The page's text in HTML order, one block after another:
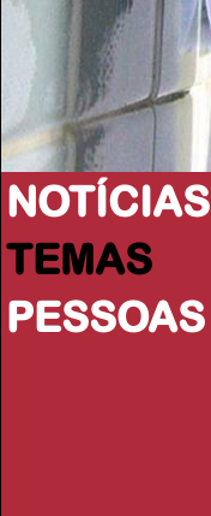
NOTÍCIAS
TEMAS
PESSOAS